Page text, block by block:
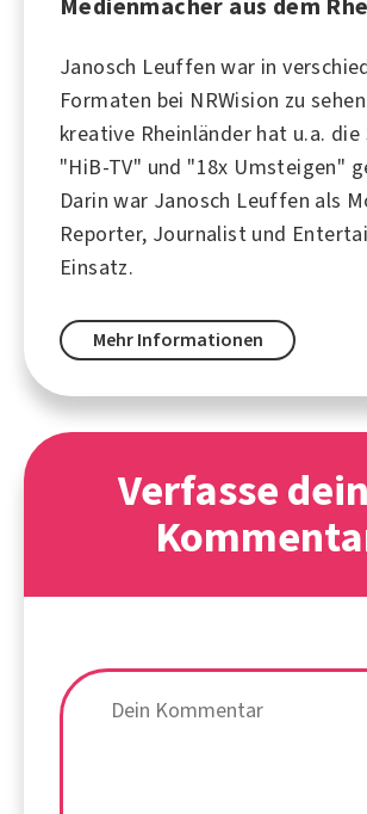
Janosch Leuffen war in
Formaten bei NRWision zu
kreative Rheinländer hat u.a. die
"HiB-TV" und "18x Umsteigen"
Darin war Janosch Leuffen als
Reporter, Journalist und
Einsatz.
Mehr Informationen
Verfasse